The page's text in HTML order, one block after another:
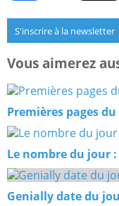
S'inscrire à la newsletter
Vous aimerez
Premières pages
Le nombre du jour :
Genially date du